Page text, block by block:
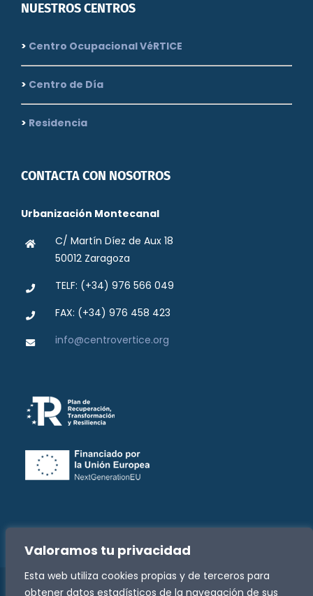
Valoramos tu privacidad
Esta web utiliza cookies propias y de terceros para
obtener datos estadísticos de la navegación de sus
NUESTROS CENTROS
> Centro Ocupacional VéRTICE
> Centro de Día
> Residencia
CONTACTA CON NOSOTROS
Urbanización Montecanal
C/ Martín Díez de Aux 18
50012 Zaragoza
TELF: (+34) 976 566 049
FAX: (+34) 976 458 423
info@centrovertice.org